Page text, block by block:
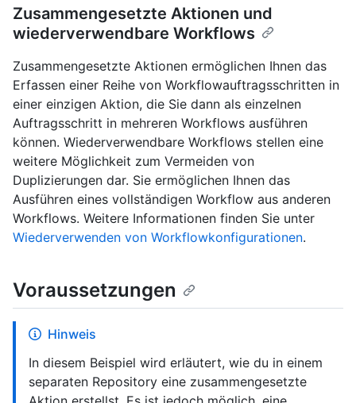
Zusammengesetzte Aktionen und
wiederverwendbare Workflows
Zusammengesetzte Aktionen ermöglichen Ihnen das
Erfassen einer Reihe von Workflowauftragsschritten in
einer einzigen Aktion, die Sie dann als einzelnen
Auftragsschritt in mehreren Workflows ausführen
können. Wiederverwendbare Workflows stellen eine
weitere Möglichkeit zum Vermeiden von
Duplizierungen dar. Sie ermöglichen Ihnen das
Ausführen eines vollständigen Workflow aus anderen
Workflows. Weitere Informationen finden Sie unter
Wiederverwenden von Workflowkonfigurationen.
Voraussetzungen
Hinweis
In diesem Beispiel wird erläutert, wie du in einem
separaten Repository eine zusammengesetzte